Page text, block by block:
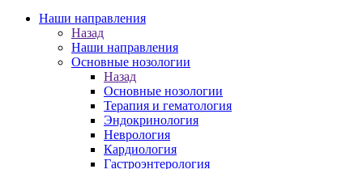
Наши направления
Назад
Наши направления
Основные нозологии
Назад
Основные нозологии
Терапия и гематология
Эндокринология
Неврология
Кардиология
Гастроэнтерология